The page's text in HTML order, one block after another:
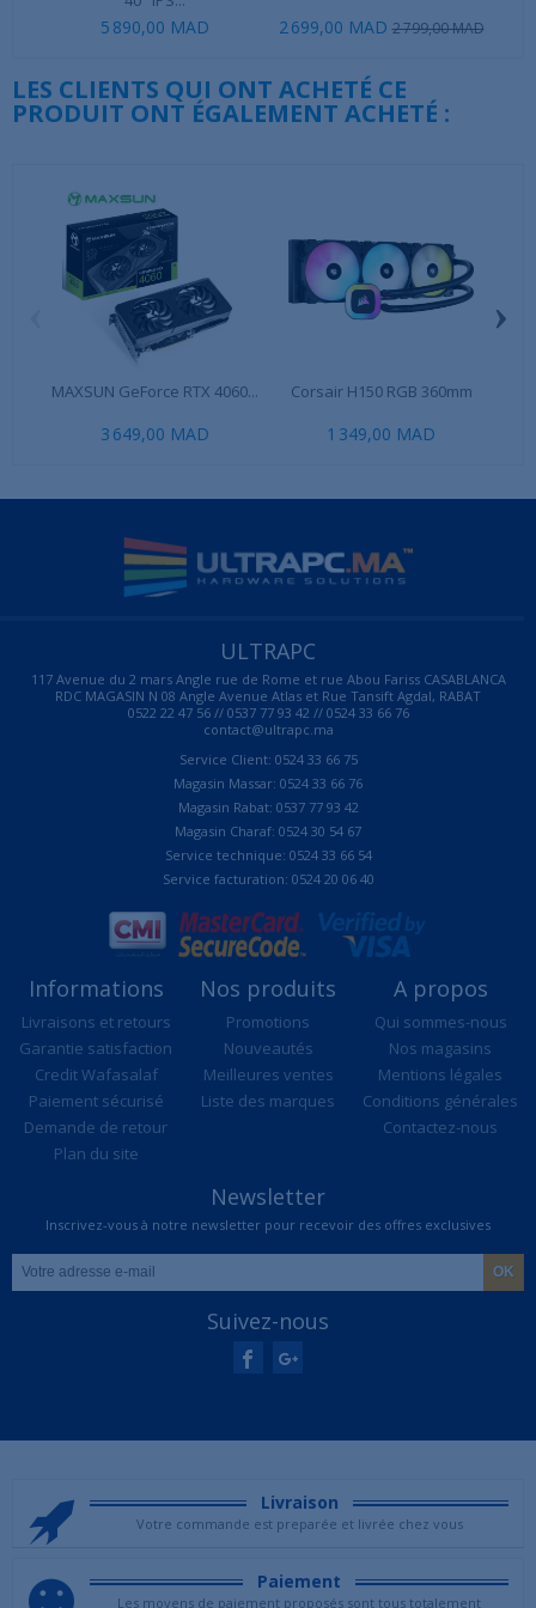
5 890,00 MAD 2 699,00 MAD 2 799,00 MAD
LES CLIENTS QUI ONT ACHETÉ CE
PRODUIT ONT ÉGALEMENT ACHETÉ :
MAXSUN GeForce RTX 4060...
3 649,00 MAD
Corsair H150 RGB 360mm
1 349,00 MAD
›
ULTRAPC
117 Avenue du 2 mars Angle rue de Rome et rue Abou Fariss CASABLANCA
RDC MAGASIN N 08 Angle Avenue Atlas et Rue Tansift Agdal, RABAT
0522 22 47 56 // 0537 77 93 42 // 0524 33 66 76
contact@ultrapc.ma
Service Client: 0524 33 66 75
Magasin Massar: 0524 33 66 76
Magasin Rabat: 0537 77 93 42
Magasin Charaf: 0524 30 54 67
Service technique: 0524 33 66 54
Service facturation: 0524 20 06 40
Informations
Livraisons et retours
Garantie satisfaction
Credit Wafasalaf
Paiement sécurisé
Demande de retour
Plan du site
Nos produits
Promotions
Nouveautés
Meilleures ventes
Liste des marques
A propos
Qui sommes-nous
Nos magasins
Mentions légales
Conditions générales
Contactez-nous
Newsletter
Inscrivez-vous à notre newsletter pour recevoir des offres exclusives
Suivez-nous
Livraison
Votre commande est preparée et livrée chez vous
Paiement
Les moyens de paiement proposés sont tous totalement